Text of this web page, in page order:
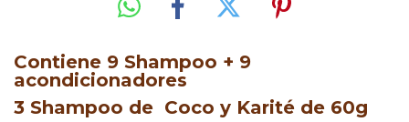
Contiene 9 Shampoo + 9
acondicionadores
3 Shampoo de Coco y Karité de 60g